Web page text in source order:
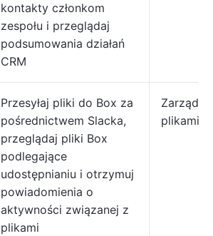
kontakty członkom
zespołu i przeglądaj
podsumowania działań
CRM
Przesyłaj pliki do Box za
pośrednictwem Slacka,
przeglądaj pliki Box
podlegające
udostępnianiu i otrzymuj
powiadomienia o
aktywności związanej z
plikami
plikami